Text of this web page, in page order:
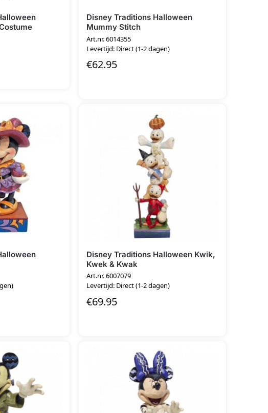
Disney Traditions Halloween
Mummy Stitch
Art.nr. 6014355
Levertijd: Direct (1-2 dagen)
€62.95
Disney Traditions Halloween Kwik,
Kwek & Kwak
Art.nr. 6007079
Levertijd: Direct (1-2 dagen)
€69.95